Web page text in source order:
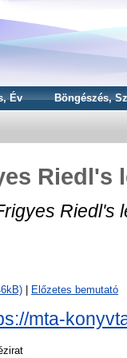
Év Böngészés,
Riedl's
Riedl's
Előzetes bemutató
mta-